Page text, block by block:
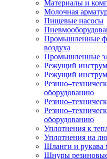
Материалы и
Молочная
Пищевые насосы
Промышленные
воздуха
Промышленные
Режущий
Режущий
оборудованию
оборудованию
Уплотнения к
Уплотнения на
Шланги и рукава
Шнуры